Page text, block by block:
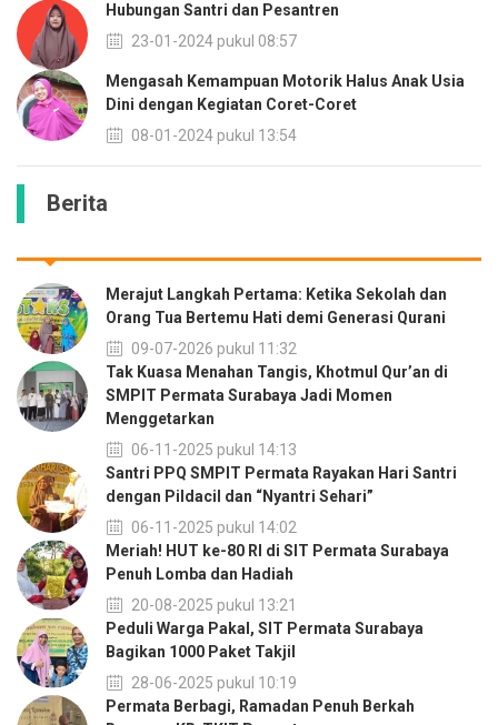
Hubungan Santri dan Pesantren
23-01-2024 pukul 08:57
Mengasah Kemampuan Motorik Halus Anak Usia
Dini dengan Kegiatan Coret-Coret
08-01-2024 pukul 13:54
Berita
Merajut Langkah Pertama: Ketika Sekolah dan
Orang Tua Bertemu Hati demi Generasi Qurani
09-07-2026 pukul 11:32
Tak Kuasa Menahan Tangis, Khotmul Qur’an di
SMPIT Permata Surabaya Jadi Momen
Menggetarkan
06-11-2025 pukul 14:13
Santri PPQ SMPIT Permata Rayakan Hari Santri
dengan Pildacil dan “Nyantri Sehari”
06-11-2025 pukul 14:02
Meriah! HUT ke-80 RI di SIT Permata Surabaya
Penuh Lomba dan Hadiah
20-08-2025 pukul 13:21
Peduli Warga Pakal, SIT Permata Surabaya
Bagikan 1000 Paket Takjil
28-06-2025 pukul 10:19
Permata Berbagi, Ramadan Penuh Berkah